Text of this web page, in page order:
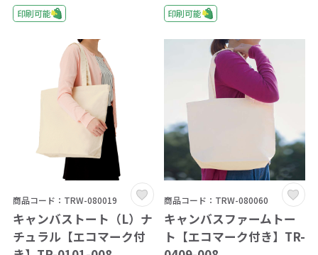
印刷可能
印刷可能
商品コード：TRW-080019
キャンバストート（L）ナ
チュラル【エコマーク付
商品コード：TRW-080060
キャンバスファームトー
ト【エコマーク付き】TR-